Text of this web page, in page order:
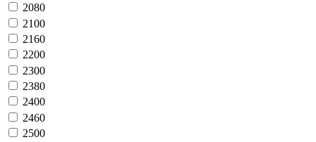
2080
2100
2160
2200
2300
2380
2400
2460
2500